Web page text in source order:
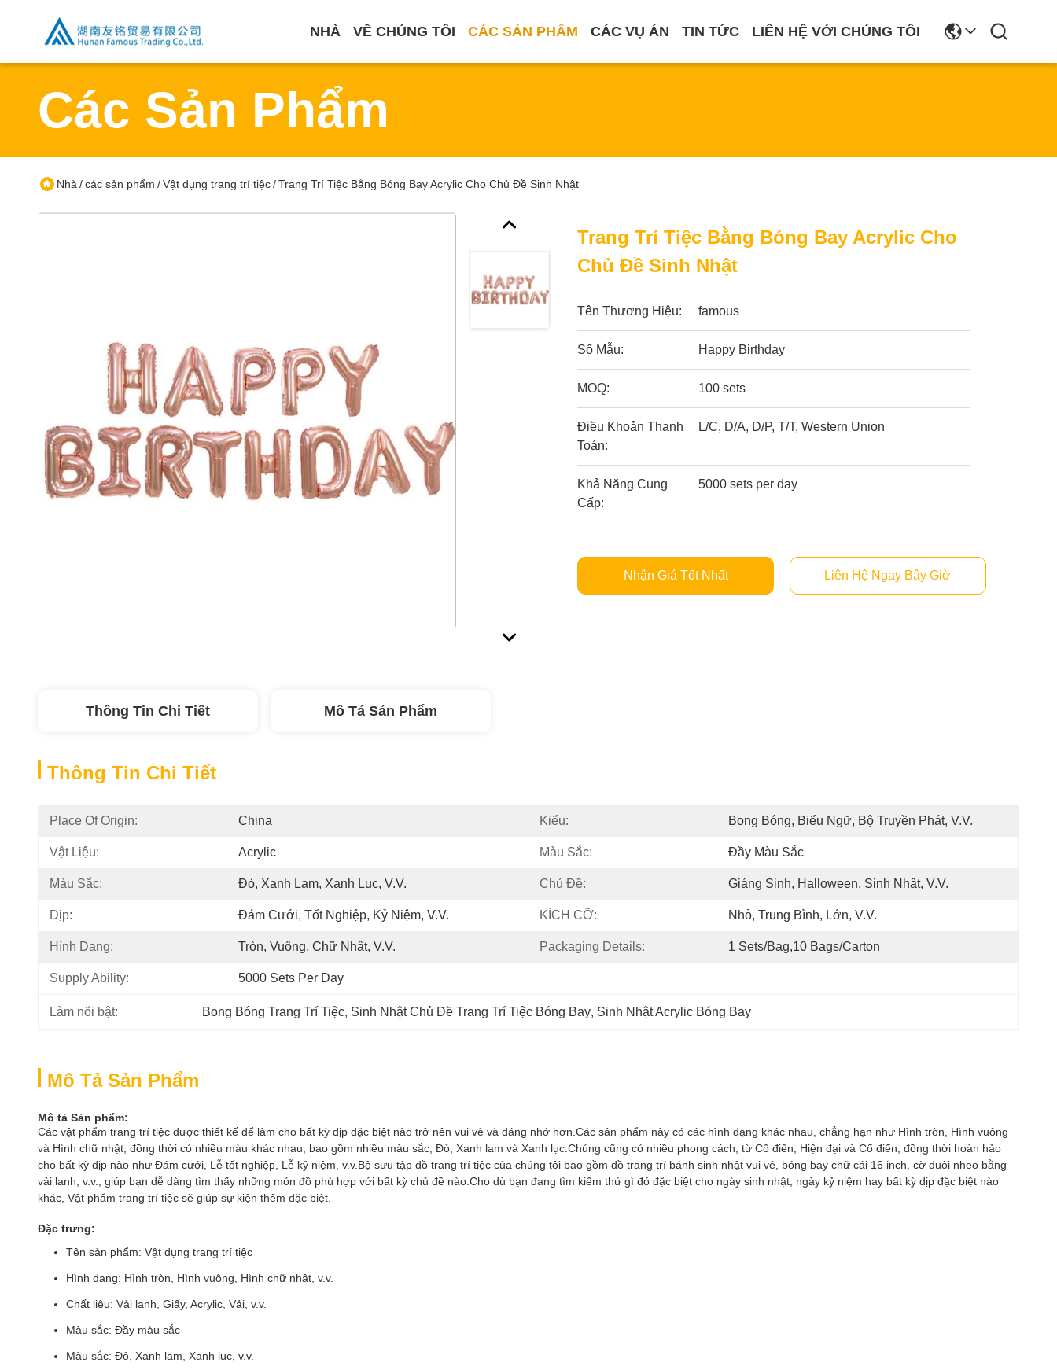
NHÀ VỀ CHÚNG TÔI CÁC SẢN PHẨM CÁC VỤ ÁN TIN TỨC LIÊN HỆ VỚI CHÚNG TÔI
Các Sản Phẩm
Nhà /các sản phẩm /Vật dụng trang trí tiệc/Trang Trí Tiệc Bằng Bóng Bay Acrylic Cho Chủ Đề Sinh Nhật
Trang Trí Tiệc Bằng Bóng Bay Acrylic Cho
Chủ Đề Sinh Nhật
Tên Thương Hiệu: famous
Số Mẫu: Happy Birthday
MOQ: 100 sets
Điều Khoản Thanh
Toán:
L/C, D/A, D/P, T/T, Western Union
Khả Năng Cung
Cấp:
5000 sets per day
Nhận Giá Tốt Nhất Liên Hệ Ngay Bây Giờ
Thông Tin Chi Tiết Mô Tả Sản Phẩm
Thông Tin Chi Tiết
Place Of Origin: China Kiểu: Bong Bóng, Biểu Ngữ, Bộ Truyền Phát, V.v.
Vật Liệu: Acrylic Màu Sắc: Đầy Màu Sắc
Màu Sắc: Đỏ, Xanh Lam, Xanh Lục, V.v. Chủ Đề: Giáng Sinh, Halloween, Sinh Nhật, V.v.
Dịp: Đám Cưới, Tốt Nghiệp, Kỷ Niệm, V.v. KÍCH CỠ: Nhỏ, Trung Bình, Lớn, V.v.
Hình Dạng: Tròn, Vuông, Chữ Nhật, V.v. Packaging Details: 1 Sets/bag,10 Bags/carton
Supply Ability: 5000 Sets Per Day
Làm nổi bật: Bong Bóng Trang Trí Tiệc, Sinh Nhật Chủ Đề Trang Trí Tiệc Bóng Bay, Sinh Nhật Acrylic Bóng Bay
Mô Tả Sản Phẩm
Mô tả Sản phẩm:
Các vật phẩm trang trí tiệc được thiết kế để làm cho bất kỳ dịp đặc biệt nào trở nên vui vẻ và đáng nhớ hơn.Các sản phẩm này có các hình dạng khác nhau, chẳng hạn như Hình tròn, Hình vuông
và Hình chữ nhật, đồng thời có nhiều màu khác nhau, bao gồm nhiều màu sắc, Đỏ, Xanh lam và Xanh lục.Chúng cũng có nhiều phong cách, từ Cổ điển, Hiện đại và Cổ điển, đồng thời hoàn hảo
cho bất kỳ dịp nào như Đám cưới, Lễ tốt nghiệp, Lễ kỷ niệm, v.v.Bộ sưu tập đồ trang trí tiệc của chúng tôi bao gồm đồ trang trí bánh sinh nhật vui vẻ, bóng bay chữ cái 16 inch, cờ đuôi nheo bằng
vải lanh, v.v., giúp bạn dễ dàng tìm thấy những món đồ phù hợp với bất kỳ chủ đề nào.Cho dù bạn đang tìm kiếm thứ gì đó đặc biệt cho ngày sinh nhật, ngày kỷ niệm hay bất kỳ dịp đặc biệt nào
khác, Vật phẩm trang trí tiệc sẽ giúp sự kiện thêm đặc biệt.
Đặc trưng:
Tên sản phẩm: Vật dụng trang trí tiệc
Hình dạng: Hình tròn, Hình vuông, Hình chữ nhật, v.v.
Chất liệu: Vải lanh, Giấy, Acrylic, Vải, v.v.
Màu sắc: Đầy màu sắc
Màu sắc: Đỏ, Xanh lam, Xanh lục, v.v.